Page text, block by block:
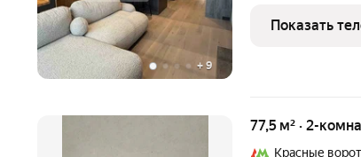
+ 9
кв.м. на 3-м
самом центре
Показать
77,5 м² · 2-
Красные